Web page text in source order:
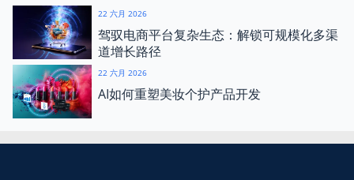
22 六月 2026
驾驭电商平台复杂生态：解锁可规模化多渠
道增长路径
22 六月 2026
AI如何重塑美妆个护产品开发